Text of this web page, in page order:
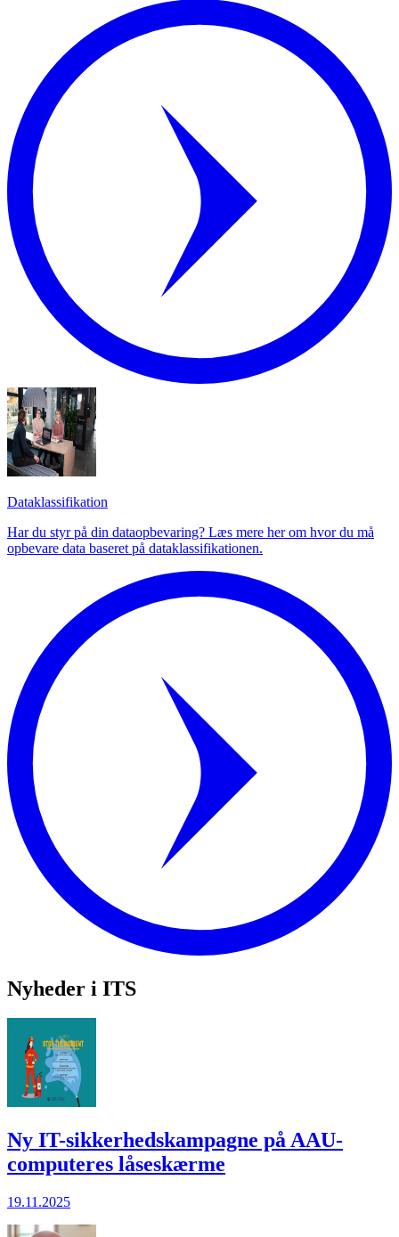
Dataklassifikation
Har du styr på din dataopbevaring? Læs mere her om hvor du må
opbevare data baseret på dataklassifikationen.
Nyheder i ITS
Ny IT-sikkerhedskampagne på AAU-
computeres låseskærme
19.11.2025